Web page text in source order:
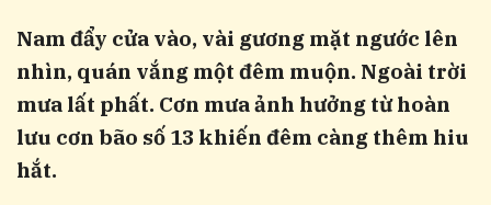
Nam đẩy cửa vào, vài gương mặt ngước lên
nhìn, quán vắng một đêm muộn. Ngoài trời
mưa lất phất. Cơn mưa ảnh hưởng từ hoàn
lưu cơn bão số 13 khiến đêm càng thêm hiu
hắt.
Hủy Gửi